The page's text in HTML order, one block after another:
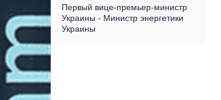
Первый вице-премьер-министр
Украины - Министр энергетики
Украины